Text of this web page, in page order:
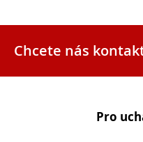
Opravné
Podzimní
Chcete nás
Pro